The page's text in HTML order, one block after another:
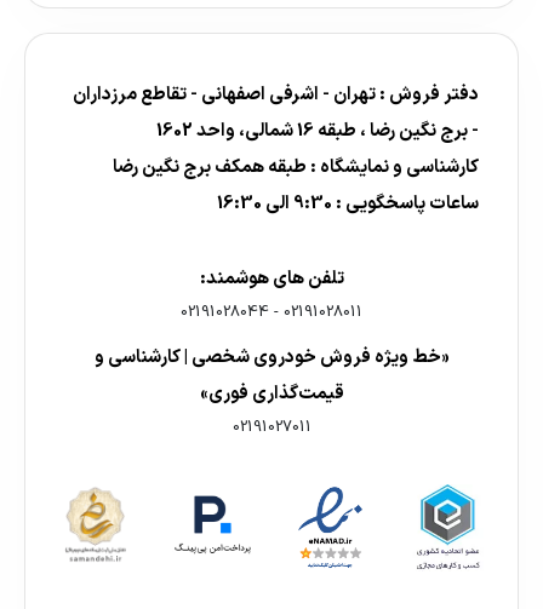
دفتر فروش : تهران - اشرفی اصفهانی - تقاطع مرزداران
- برج نگین رضا ، طبقه 16 شمالی، واحد 1602
کارشناسی و نمایشگاه : طبقه همکف برج نگین رضا
ساعات پاسخگویی : 9:30 الی 16:30
تلفن های هوشمند:
02191028011
-
02191028044
«خط ویژه فروش خودروی شخصی | کارشناسی و
قیمت‌گذاری فوری»
02191027011